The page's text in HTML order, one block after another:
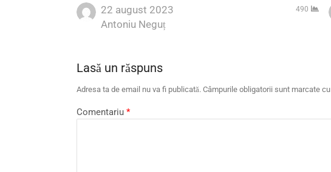
22 august 2023
Author
Antoniu Neguț
490
Lasă un răspuns
Adresa ta de email nu va fi publicată. Câmpurile obligatorii sunt marcate cu
Comentariu *